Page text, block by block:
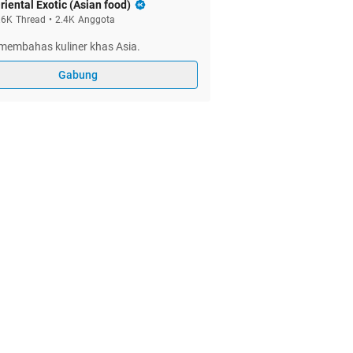
Exotic (Asian food)
Thread • 2.4K Anggota
kuliner khas Asia.
Gabung